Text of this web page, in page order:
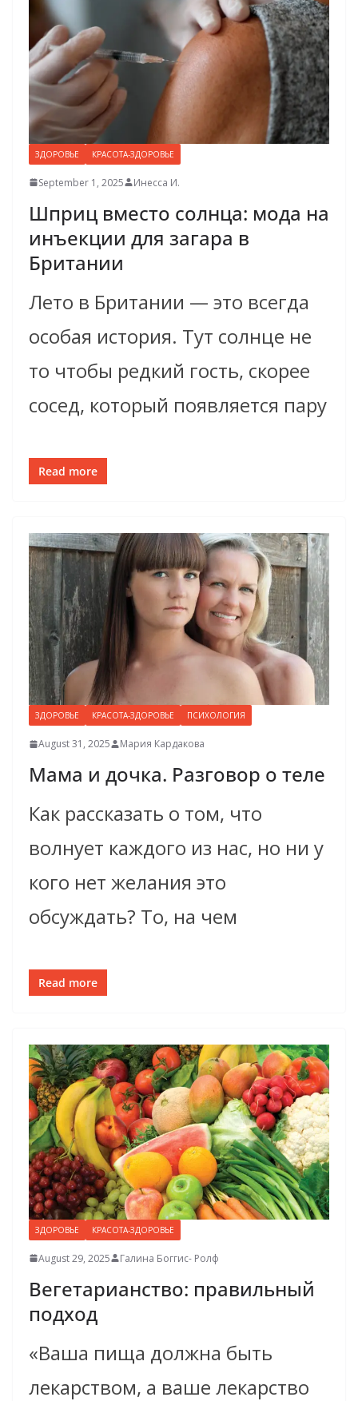
ЗДОРОВЬЕ КРАСОТА-ЗДОРОВЬЕ
September 1, 2025 Инесса И.
Шприц вместо солнца: мода на
инъекции для загара в
Британии
Лето в Британии — это всегда
особая история. Тут солнце не
то чтобы редкий гость, скорее
сосед, который появляется пару
Read more
ЗДОРОВЬЕ КРАСОТА-ЗДОРОВЬЕ ПСИХОЛОГИЯ
August 31, 2025 Мария Кардакова
Мама и дочка. Разговор о теле
Как рассказать о том, что
волнует каждого из нас, но ни у
кого нет желания это
обсуждать? То, на чем
Read more
ЗДОРОВЬЕ КРАСОТА-ЗДОРОВЬЕ
August 29, 2025 Галина Боггис- Ролф
Вегетарианство: правильный
подход
«Ваша пища должна быть
лекарством, а ваше лекарство